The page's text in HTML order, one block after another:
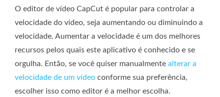
O editor de vídeo CapCut é popular para controlar a
velocidade do vídeo, seja aumentando ou diminuindo a
velocidade. Aumentar a velocidade é um dos melhores
recursos pelos quais este aplicativo é conhecido e se
orgulha. Então, se você quiser manualmente alterar a
velocidade de um vídeo conforme sua preferência,
escolher isso como editor é a melhor escolha.